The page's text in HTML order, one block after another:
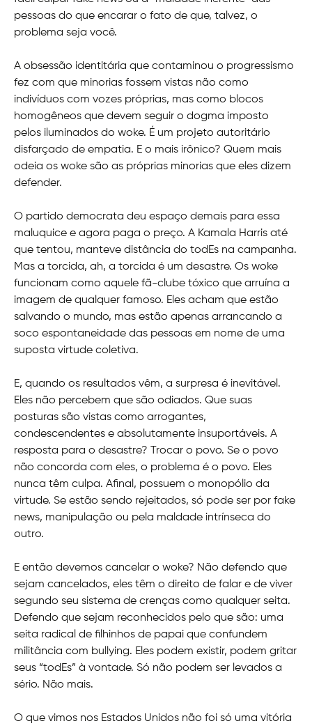
pessoas do que encarar o fato de que, talvez, o
problema seja você.
A obsessão identitária que contaminou o progressismo
fez com que minorias fossem vistas não como
indivíduos com vozes próprias, mas como blocos
homogêneos que devem seguir o dogma imposto
pelos iluminados do woke. É um projeto autoritário
disfarçado de empatia. E o mais irônico? Quem mais
odeia os woke são as próprias minorias que eles dizem
defender.
O partido democrata deu espaço demais para essa
maluquice e agora paga o preço. A Kamala Harris até
que tentou, manteve distância do todEs na campanha.
Mas a torcida, ah, a torcida é um desastre. Os woke
funcionam como aquele fã-clube tóxico que arruína a
imagem de qualquer famoso. Eles acham que estão
salvando o mundo, mas estão apenas arrancando a
soco espontaneidade das pessoas em nome de uma
suposta virtude coletiva.
E, quando os resultados vêm, a surpresa é inevitável.
Eles não percebem que são odiados. Que suas
posturas são vistas como arrogantes,
condescendentes e absolutamente insuportáveis. A
resposta para o desastre? Trocar o povo. Se o povo
não concorda com eles, o problema é o povo. Eles
nunca têm culpa. Afinal, possuem o monopólio da
virtude. Se estão sendo rejeitados, só pode ser por fake
news, manipulação ou pela maldade intrínseca do
outro.
E então devemos cancelar o woke? Não defendo que
sejam cancelados, eles têm o direito de falar e de viver
segundo seu sistema de crenças como qualquer seita.
Defendo que sejam reconhecidos pelo que são: uma
seita radical de filhinhos de papai que confundem
militância com bullying. Eles podem existir, podem gritar
seus “todEs” à vontade. Só não podem ser levados a
sério. Não mais.
O que vimos nos Estados Unidos não foi só uma vitória